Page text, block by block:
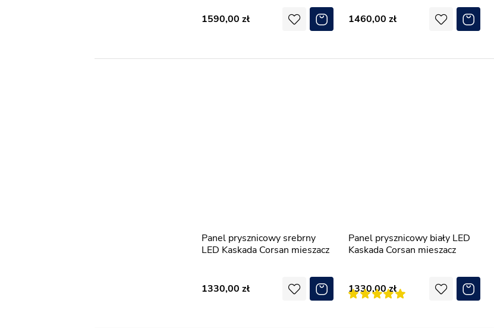
1590,00 1460,00
Panel prysznicowy srebrny
LED Kaskada Corsan mieszacz
1330,00
Panel prysznicowy biały LED
Kaskada Corsan mieszacz
1330,00